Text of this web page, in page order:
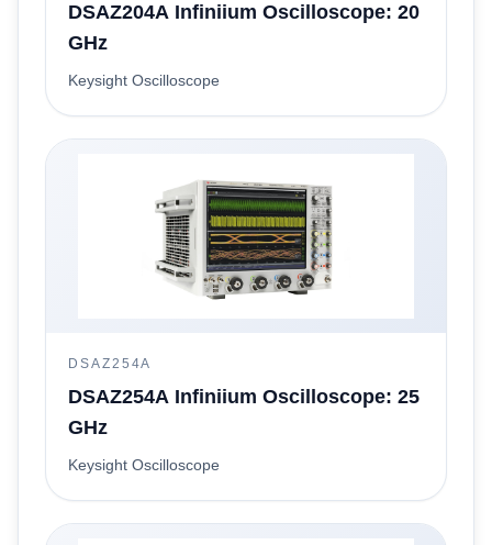
DSAZ204A Infiniium Oscilloscope: 20
GHz
Keysight Oscilloscope
DSAZ254A
DSAZ254A Infiniium Oscilloscope: 25
GHz
Keysight Oscilloscope